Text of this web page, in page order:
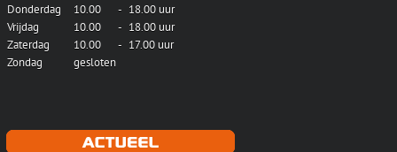
Donderdag
10.00 - 18.00 uur
Vrijdag
10.00 - 18.00 uur
Zaterdag
10.00 - 17.00 uur
Zondag
gesloten